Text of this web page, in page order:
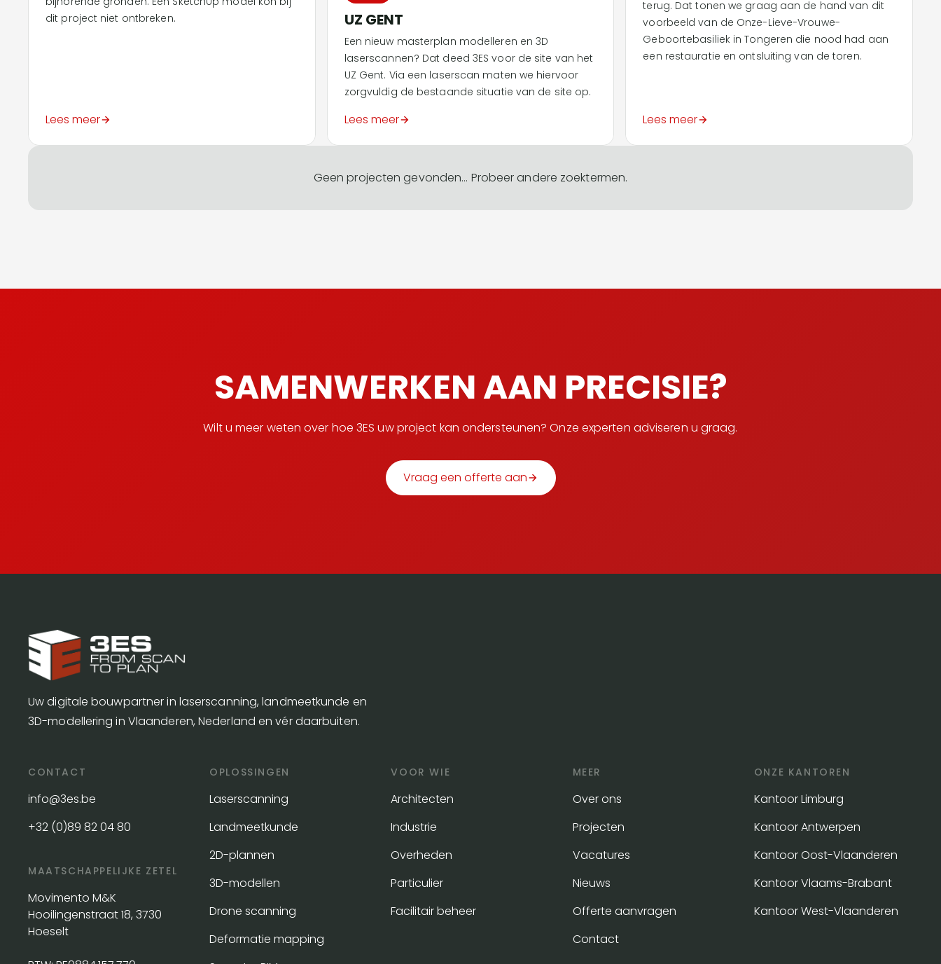
dit project niet ontbreken.
Lees meer
UZ GENT
Een nieuw masterplan modelleren en 3D
laserscannen? Dat deed 3ES voor de site van het
UZ Gent. Via een laserscan maten we hiervoor
zorgvuldig de bestaande situatie van de site op.
Lees meer
terug. Dat tonen we graag aan de hand van dit
voorbeeld van de Onze-Lieve-Vrouwe-
Geboortebasiliek in Tongeren die nood had aan
een restauratie en ontsluiting van de toren.
Lees meer
Geen projecten gevonden... Probeer andere zoektermen.
SAMENWERKEN AAN PRECISIE?
Wilt u meer weten over hoe 3ES uw project kan ondersteunen? Onze experten adviseren u graag.
Vraag een offerte aan
Uw digitale bouwpartner in laserscanning, landmeetkunde en
3D-modellering in Vlaanderen, Nederland en vér daarbuiten.
CONTACT
info@3es.be
+32 (0)89 82 04 80
MAATSCHAPPELIJKE ZETEL
Movimento M&K
Hooilingenstraat 18, 3730
Hoeselt
OPLOSSINGEN
Laserscanning
Landmeetkunde
2D-plannen
3D-modellen
Drone scanning
Deformatie mapping
VOOR WIE
Architecten
Industrie
Overheden
Particulier
Facilitair beheer
MEER
Over ons
Projecten
Vacatures
Nieuws
Offerte aanvragen
Contact
ONZE KANTOREN
Kantoor Limburg
Kantoor Antwerpen
Kantoor Oost-Vlaanderen
Kantoor Vlaams-Brabant
Kantoor West-Vlaanderen